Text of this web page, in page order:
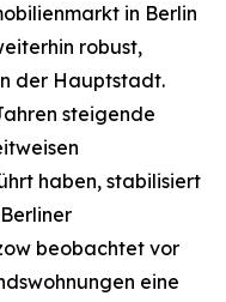
in Berlin
robust,
der Hauptstadt.
steigende
haben, stabilisiert
beobachtet vor
eine